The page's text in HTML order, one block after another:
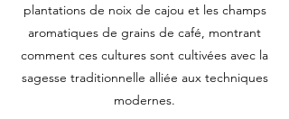
plantations de noix de cajou et les champs
aromatiques de grains de café, montrant
comment ces cultures sont cultivées avec la
sagesse traditionnelle alliée aux techniques
modernes.